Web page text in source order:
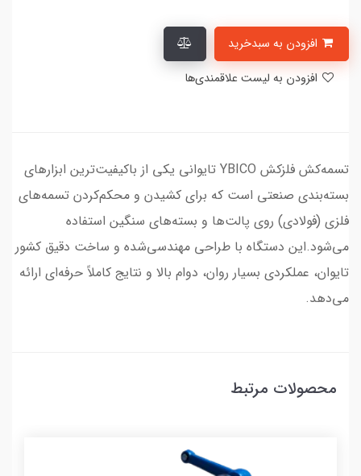
تسمه‌کش فلزکش YBICO تایوانی یکی از باکیفیت‌ترین ابزارهای
بسته‌بندی صنعتی است که برای کشیدن و محکم‌کردن تسمه‌های
فلزی (فولادی) روی پالت‌ها و بسته‌های سنگین استفاده
می‌شود.این دستگاه با طراحی مهندسی‌شده و ساخت دقیق کشور
تایوان، عملکردی بسیار روان، دوام بالا و نتایج کاملاً حرفه‌ای ارائه
می‌دهد.
محصولات مرتبط